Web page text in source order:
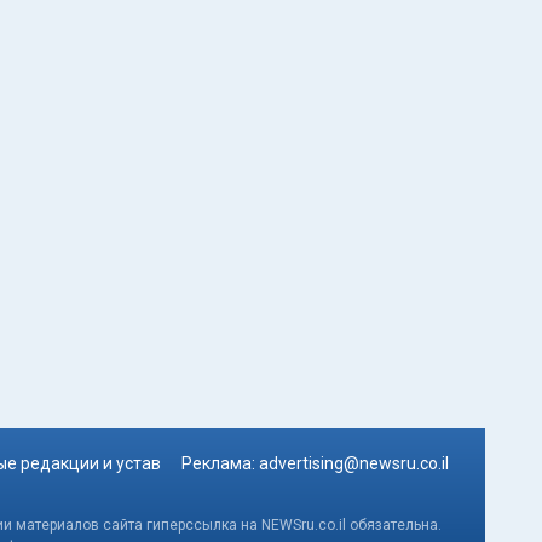
редакции и устав Реклама: advertising@newsru.co.il
сайта гиперссылка на NEWSru.co.il обязательна.